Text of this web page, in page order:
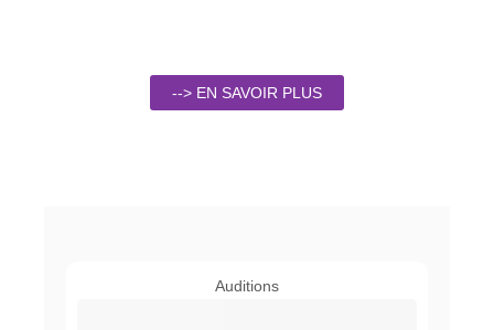
--> EN SAVOIR PLUS
Auditions